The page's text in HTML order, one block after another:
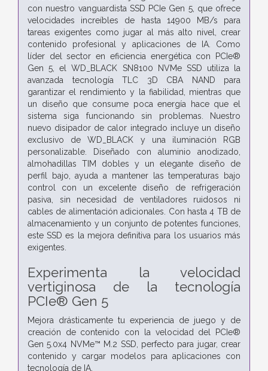
con nuestro vanguardista SSD PCIe Gen 5, que ofrece
velocidades increíbles de hasta 14900 MB/s para
tareas exigentes como jugar al más alto nivel, crear
contenido profesional y aplicaciones de IA. Como
líder del sector en eficiencia energética con PCIe®
Gen 5, el WD_BLACK SN8100 NVMe SSD utiliza la
avanzada tecnología TLC 3D CBA NAND para
garantizar el rendimiento y la fiabilidad, mientras que
un diseño que consume poca energía hace que el
sistema siga funcionando sin problemas. Nuestro
nuevo disipador de calor integrado incluye un diseño
exclusivo de WD_BLACK y una iluminación RGB
personalizable. Diseñado con aluminio anodizado,
almohadillas TIM dobles y un elegante diseño de
perfil bajo, ayuda a mantener las temperaturas bajo
control con un excelente diseño de refrigeración
pasiva, sin necesidad de ventiladores ruidosos ni
cables de alimentación adicionales. Con hasta 4 TB de
almacenamiento y un conjunto de potentes funciones,
este SSD es la mejora definitiva para los usuarios más
exigentes.
Experimenta la velocidad
vertiginosa de la tecnología
PCIe® Gen 5
Mejora drásticamente tu experiencia de juego y de
creación de contenido con la velocidad del PCIe®
Gen 5.0x4 NVMe™ M.2 SSD, perfecto para jugar, crear
contenido y cargar modelos para aplicaciones con
tecnología de IA.